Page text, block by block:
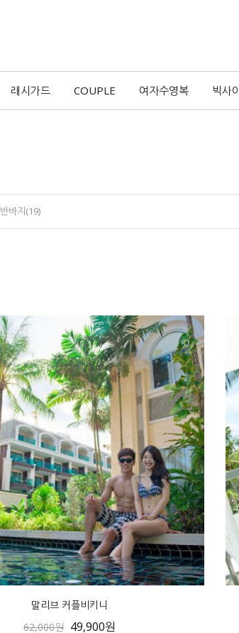
래시가드 COUPLE 여자수영복 빅사
반바지(19)
말리브 커플비키니
62,000원 49,900원